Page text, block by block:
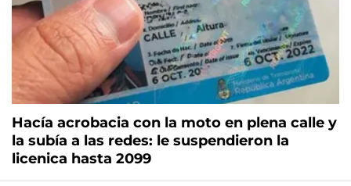
Hacía acrobacia con la moto en plena calle y
la subía a las redes: le suspendieron la
licenica hasta 2099